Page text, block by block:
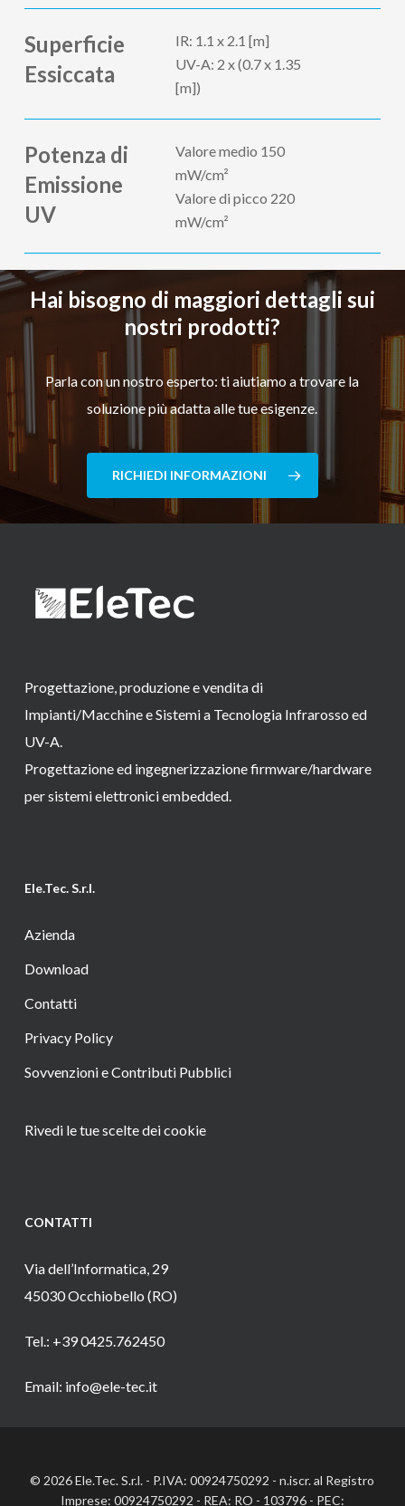
Superficie
Essiccata
IR: 1.1 x 2.1 [m]
UV-A: 2 x (0.7 x 1.35
[m])
Potenza di
Emissione
UV
Valore medio 150
mW/cm²
Valore di picco 220
mW/cm²
Hai bisogno di maggiori dettagli sui
nostri prodotti?
Parla con un nostro esperto: ti aiutiamo a trovare la
soluzione più adatta alle tue esigenze.
RICHIEDI INFORMAZIONI
Progettazione, produzione e vendita di
Impianti/Macchine e Sistemi a Tecnologia Infrarosso ed
UV-A.
Progettazione ed ingegnerizzazione firmware/hardware
per sistemi elettronici embedded.
Ele.Tec. S.r.l.
Azienda
Download
Contatti
Privacy Policy
Sovvenzioni e Contributi Pubblici
Rivedi le tue scelte dei cookie
CONTATTI
Via dell’Informatica, 29
45030 Occhiobello (RO)
Tel.: +39 0425.762450
Email: info@ele-tec.it
© 2026 Ele.Tec. S.r.l. - P.IVA: 00924750292 - n.iscr. al Registro
Imprese: 00924750292 - REA: RO - 103796 - PEC: